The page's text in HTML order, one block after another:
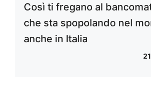
Così ti fregano al
che sta spopolando nel
anche in Italia